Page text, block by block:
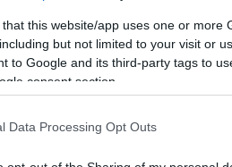
that this website/app uses one or more
but not limited to your visit or
to Google and its third-party tags to
consent section.
Data Processing Opt Outs
és Kelet-európai
köteles-e válaszolni
Kiderült, a
létrehozására kaptak.
vonatkozó közérdekű